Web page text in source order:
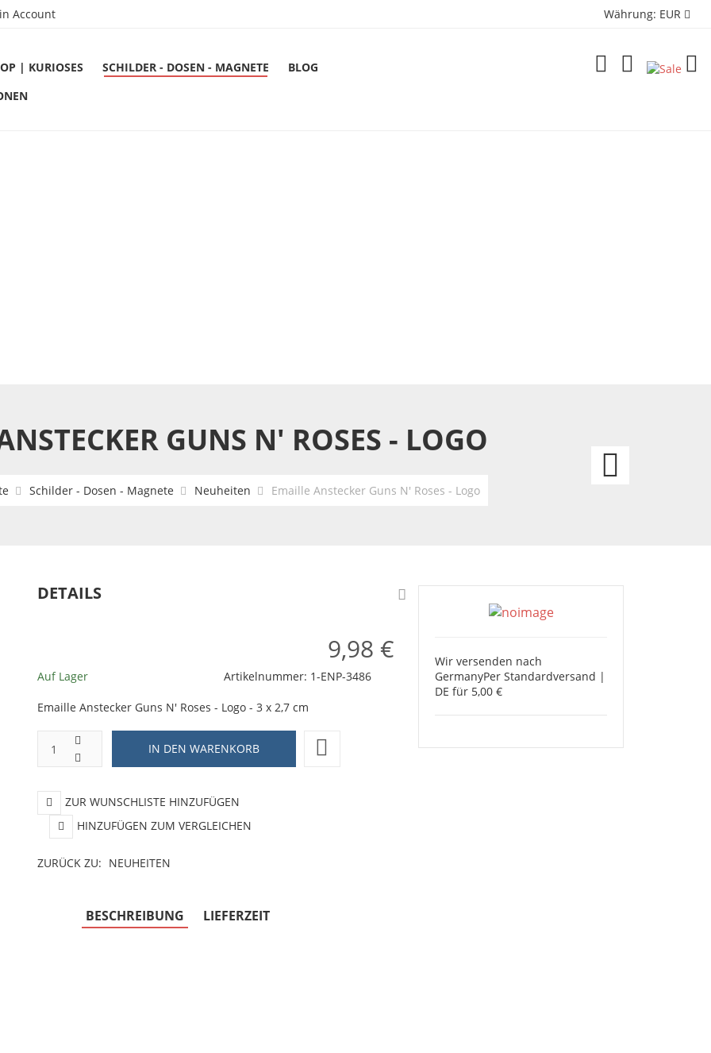
Account Währung: EUR
| KURIOSES SCHILDER - DOSEN - MAGNETE
BLOG
GUNS N' ROSES - LOGO
Schilder - Dosen - Magnete Neuheiten Emaille Anstecker Guns N' Roses - Logo
DETAILS
9,98 €
Auf Lager Artikelnummer: 1-ENP-3486
Emaille Anstecker Guns N' Roses - Logo - 3 x 2,7 cm
ZUR WUNSCHLISTE HINZUFÜGEN
HINZUFÜGEN ZUM VERGLEICHEN
ZURÜCK ZU: NEUHEITEN
Wir versenden nach
GermanyPer Standardversand |
DE für 5,00 €
BESCHREIBUNG LIEFERZEIT